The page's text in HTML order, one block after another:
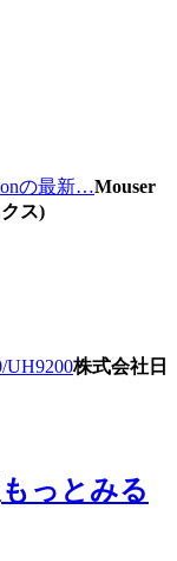
の最新…Mouser
ス)
UH9200株式会社日
もっとみる